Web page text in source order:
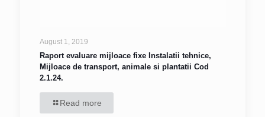
August 1, 2019
Raport evaluare mijloace fixe Instalatii tehnice,
Mijloace de transport, animale si plantatii Cod
2.1.24.
Read more